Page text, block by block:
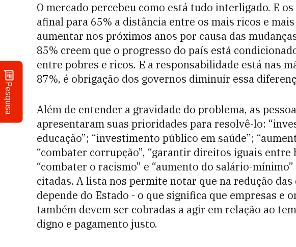
Pesquisa
O mercado percebeu como está tudo interligado. E
afinal para 65% a distância entre os mais ricos e
aumentar nos próximos anos por causa das
85% creem que o progresso do país está
entre pobres e ricos. E a responsabilidade está nas
87%, é obrigação dos governos diminuir essa
Além de entender a gravidade do problema, as
apresentaram suas prioridades para resolvê-lo:
educação”; “investimento público em saúde”;
“combater corrupção”, “garantir direitos iguais entre
“combater o racismo” e “aumento do salário-
citadas. A lista nos permite notar que na redução
depende do Estado - o que significa que empresas e
também devem ser cobradas a agir em relação ao
digno e pagamento justo.